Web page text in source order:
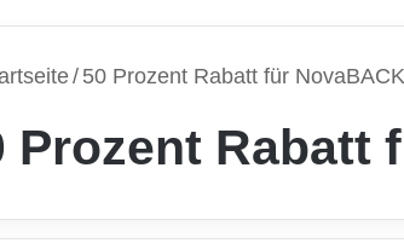
/ 50 Prozent Rabatt für
Prozent Rabatt